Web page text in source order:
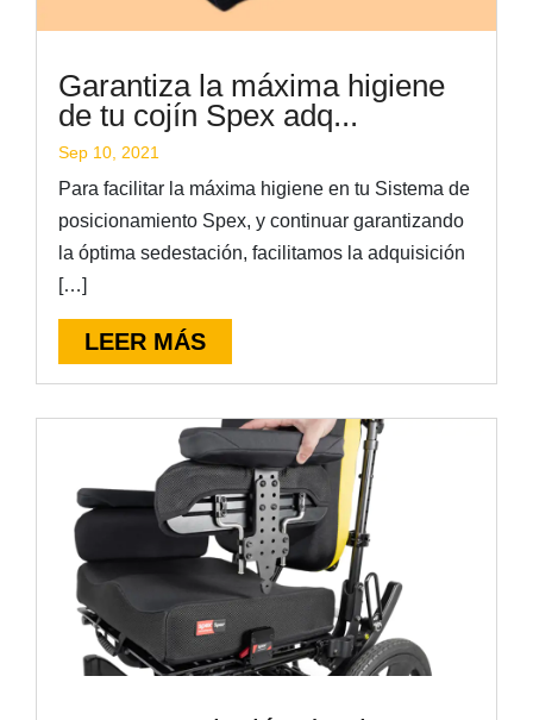
Garantiza la máxima higiene
de tu cojín Spex adq...
Sep 10, 2021
Para facilitar la máxima higiene en tu Sistema de
posicionamiento Spex, y continuar garantizando
la óptima sedestación, facilitamos la adquisición
[…]
LEER MÁS